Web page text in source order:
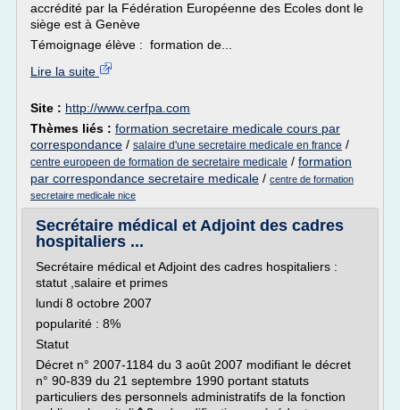
accrédité par la Fédération Européenne des Ecoles dont le
siège est à Genève
Témoignage élève : formation de...
Lire la suite
Site : http://www.cerfpa.com
Thèmes liés : formation secretaire medicale cours par
correspondance / salaire d'une secretaire medicale en france /
centre europeen de formation de secretaire medicale / formation
par correspondance secretaire medicale / centre de formation
secretaire medicale nice
Secrétaire médical et Adjoint des cadres
hospitaliers ...
Secrétaire médical et Adjoint des cadres hospitaliers :
statut ,salaire et primes
lundi 8 octobre 2007
popularité : 8%
Statut
Décret n° 2007-1184 du 3 août 2007 modifiant le décret
n° 90-839 du 21 septembre 1990 portant statuts
particuliers des personnels administratifs de la fonction